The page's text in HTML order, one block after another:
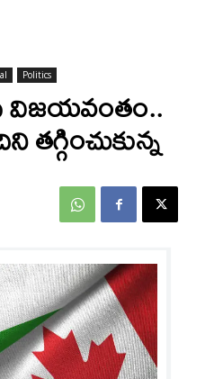
Politics
విజయవంతం..
తగ్గించుకున్న